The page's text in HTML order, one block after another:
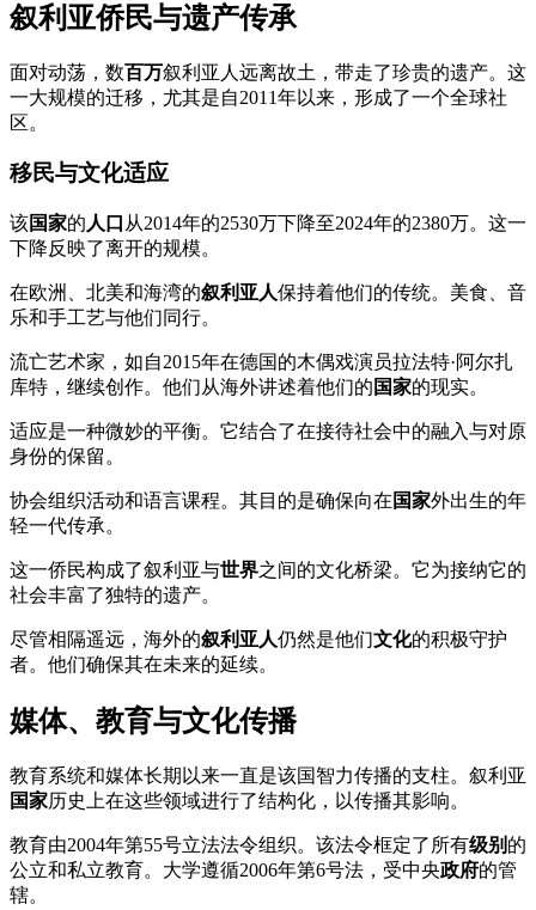
叙利亚侨民与遗产传承
面对动荡，数百万叙利亚人远离故土，带走了珍贵的遗产。这
一大规模的迁移，尤其是自2011年以来，形成了一个全球社
区。
移民与文化适应
该国家的 人口 从2014年的2530万下降至2024年的2380万。这一
下降反映了离开的规模。
在欧洲、北美和海湾的叙利亚人保持着他们的传统。美食、音
乐和手工艺与他们同行。
流亡艺术家，如自2015年在德国的木偶戏演员拉法特·阿尔扎
库特，继续创作。他们从海外讲述着他们的 国家的现实。
适应是一种微妙的平衡。它结合了在接待社会中的融入与对原
身份的保留。
协会组织活动和语言课程。其目的是确保向在 国家外出生的年
轻一代传承。
这一侨民构成了叙利亚与世界之间的文化桥梁。它为接纳它的
社会丰富了独特的遗产。
尽管相隔遥远，海外的叙利亚人仍然是他们文化的积极守护
者。他们确保其在未来的延续。
媒体、教育与文化传播
教育系统和媒体长期以来一直是该国智力传播的支柱。叙利亚
国家历史上在这些领域进行了结构化，以传播其影响。
教育由2004年第55号立法法令组织。该法令框定了所有级别 的
公立和私立教育。大学遵循2006年第6号法，受中央政府的管
辖。